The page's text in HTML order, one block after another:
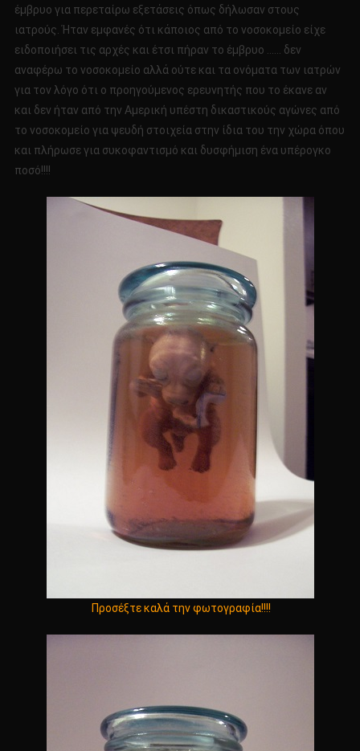
έμβρυο για περεταίρω εξετάσεις όπως δήλωσαν στους
ιατρούς. Ήταν εμφανές ότι κάποιος από το νοσοκομείο είχε
ειδοποιήσει τις αρχές και έτσι πήραν το έμβρυο …… δεν
αναφέρω το νοσοκομείο αλλά ούτε και τα ονόματα των ιατρών
για τον λόγο ότι ο προηγούμενος ερευνητής που το έκανε αν
και δεν ήταν από την Αμερική υπέστη δικαστικούς αγώνες από
το νοσοκομείο για ψευδή στοιχεία στην ίδια του την χώρα όπου
και πλήρωσε για συκοφαντισμό και δυσφήμιση ένα υπέρογκο
ποσό!!!!
Προσέξτε καλά την φωτογραφία!!!!